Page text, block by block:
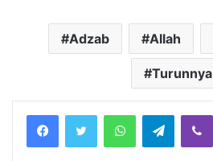
Adzab Allah
Turunnya
Telegram